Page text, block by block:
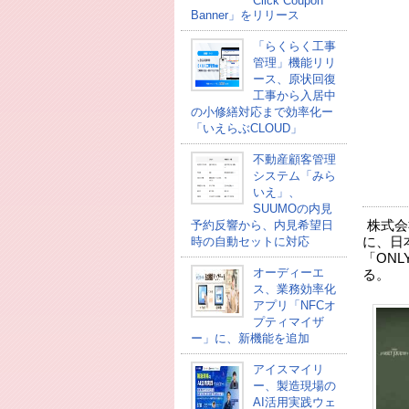
Banner」をリリース
「らくらく工事
管理」機能リリ
ース、原状回復
工事から入居中
の小修繕対応まで効率化ー
「いえらぶCLOUD」
不動産顧客管理
システム「みら
いえ」、
SUUMOの内見
予約反響から、内見希望日
時の自動セットに対応
オーディーエ
ス、業務効率化
アプリ「NFCオ
プティマイザ
ー」に、新機能を追加
アイスマイリ
ー、製造現場の
AI活用実践ウェ
株式
に、日
「
る。